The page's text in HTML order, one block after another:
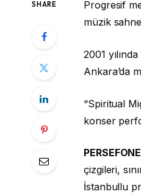
SHARE
Progresif
müzik
2001
Ankara’da
“Spiritual
konser
çizgileri,
İstanbullu